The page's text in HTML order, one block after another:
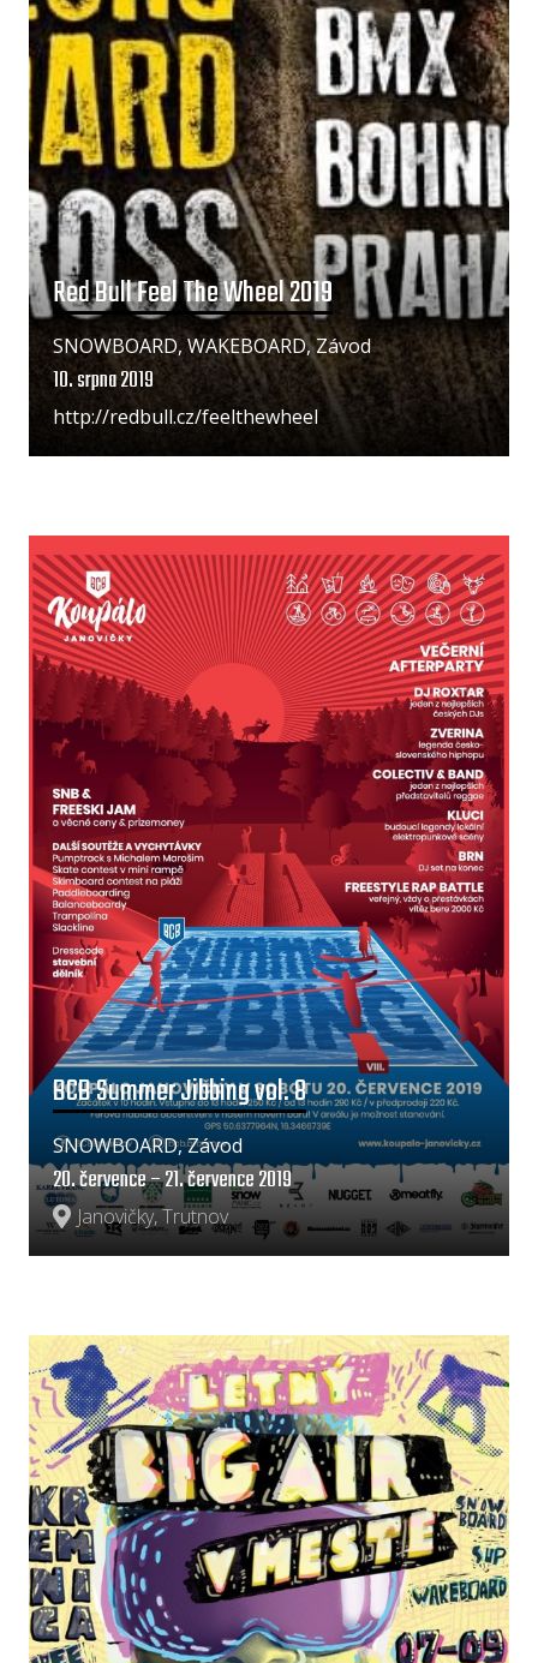
Red Bull Feel The Wheel 2019
http://redbull.cz/feelthewheel
10. srpna 2019
SNOWBOARD, WAKEBOARD, Závod
BCB Summer Jibbing vol. 8
Janovičky, Trutnov
20. července – 21. července 2019
SNOWBOARD, Závod